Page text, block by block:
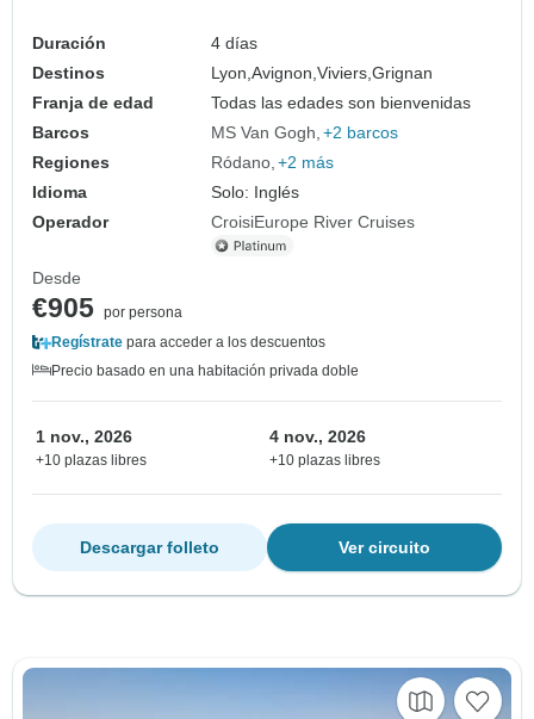
Duración
4 días
Destinos
Lyon,Avignon,Viviers,Grignan
Franja de edad
Todas las edades son bienvenidas
Barcos
MS Van Gogh +2 barcos
Regiones
Ródano +2 más
Idioma
Solo: Inglés
Operador
CroisiEurope River Cruises
Desde
€905 por persona
Regístrate para acceder a los descuentos
Precio basado en una habitación privada doble
1 nov., 2026
+10 plazas libres
4 nov., 2026
+10 plazas libres
Ver circuito
Descargar folleto